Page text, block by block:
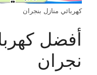
كهربائي منازل بنجران
أفضل
نجران